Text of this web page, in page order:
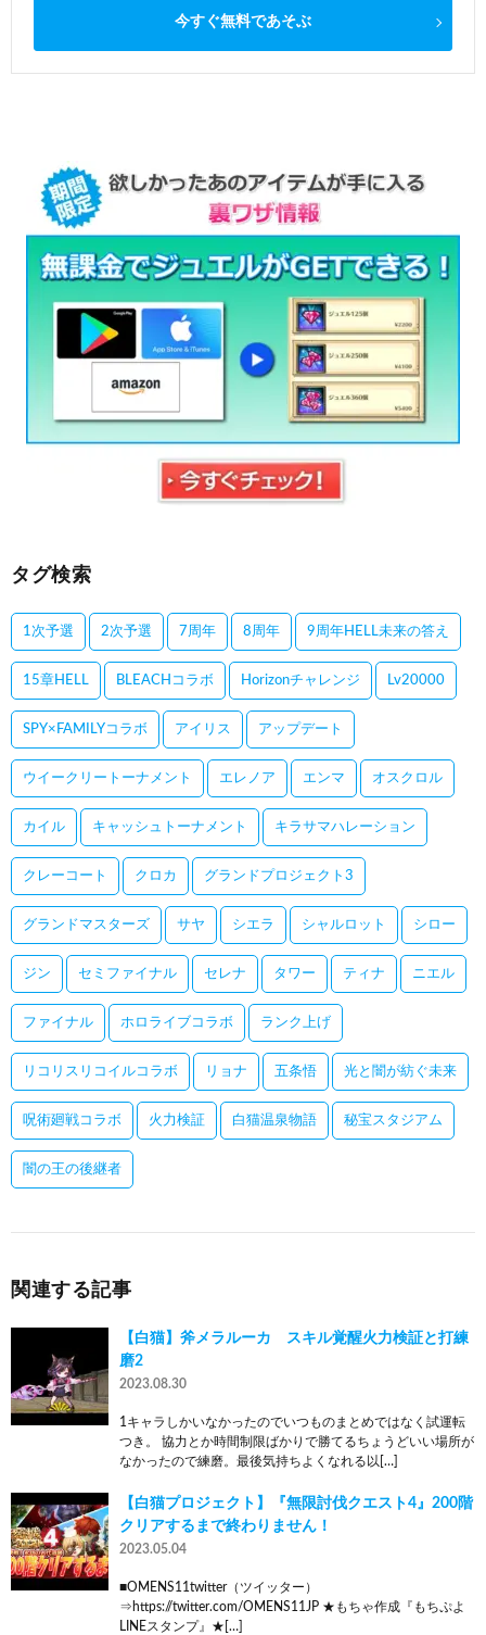
今すぐ無料であそぶ
タグ検索
1次予選 2次予選 7周年 8周年 9周年HELL未来の答え
15章HELL BLEACHコラボ Horizonチャレンジ Lv20000
SPY×FAMILYコラボ アイリス アップデート
ウイークリートーナメント エレノア エンマ オスクロル
カイル キャッシュトーナメント キラサマハレーション
クレーコート クロカ グランドプロジェクト3
グランドマスターズ サヤ シエラ シャルロット シロー
ジン セミファイナル セレナ タワー ティナ ニエル
ファイナル ホロライブコラボ ランク上げ
リコリスリコイルコラボ リョナ 五条悟 光と闇が紡ぐ未来
呪術廻戦コラボ 火力検証 白猫温泉物語 秘宝スタジアム
闇の王の後継者
関連する記事
【白猫】斧メラルーカ スキル覚醒火力検証と打練
磨2
2023.08.30
1キャラしかいなかったのでいつものまとめではなく試運転
つき。 協力とか時間制限ばかりで勝てるちょうどいい場所が
なかったので練磨。最後気持ちよくなれる以[…]
【白猫プロジェクト】『無限討伐クエスト4』200階
クリアするまで終わりません！
2023.05.04
■OMENS11twitter（ツイッター）
⇒https://twitter.com/OMENS11JP ★もちゃ作成『もちぷよ
LINEスタンプ』★[…]